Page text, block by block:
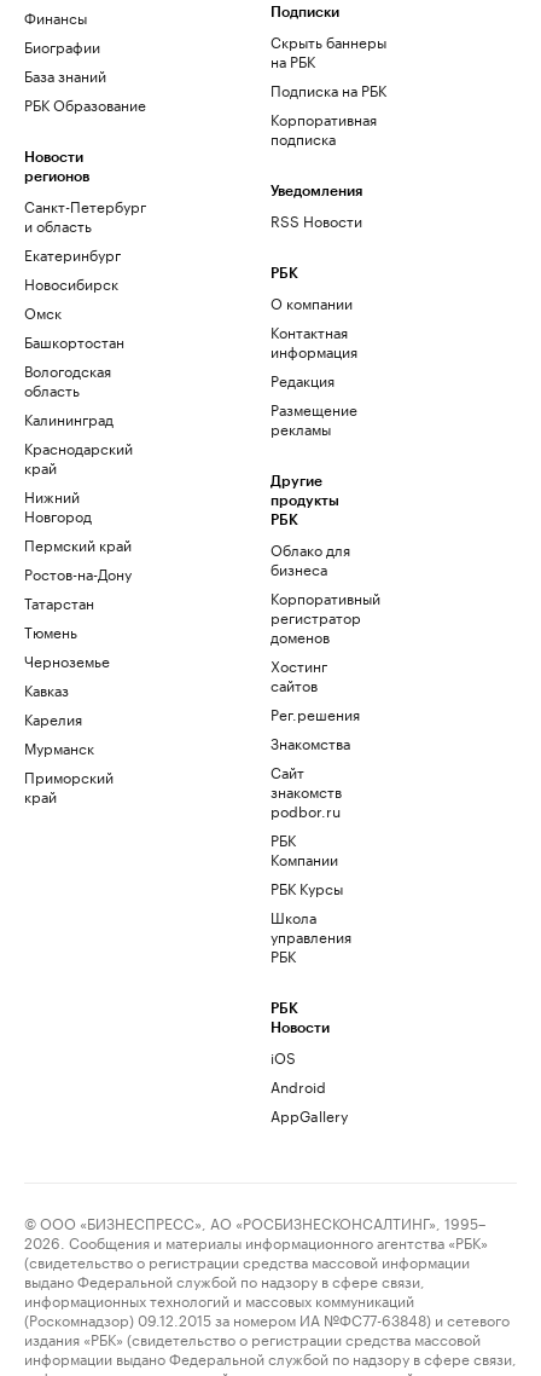
Финансы
Биографии
База знаний
РБК Образование
Новости
регионов
Санкт-Петербург
и область
Екатеринбург
Новосибирск
Омск
Башкортостан
Вологодская
область
Калининград
Краснодарский
край
Нижний
Новгород
Пермский край
Ростов-на-Дону
Татарстан
Тюмень
Черноземье
Кавказ
Карелия
Мурманск
Приморский
край
Подписки
Скрыть баннеры
на РБК
Подписка на РБК
Корпоративная
подписка
Уведомления
RSS Новости
РБК
О компании
Контактная
информация
Редакция
Размещение
рекламы
Другие
продукты
РБК
Облако для
бизнеса
Корпоративный
регистратор
доменов
Хостинг
сайтов
Рег.решения
Знакомства
Сайт
знакомств
podbor.ru
РБК
Компании
РБК Курсы
Школа
управления
РБК
РБК
Новости
iOS
Android
AppGallery
© ООО «БИЗНЕСПРЕСС», АО «РОСБИЗНЕСКОНСАЛТИНГ», 1995–
2026. Сообщения и материалы информационного агентства «РБК»
(свидетельство о регистрации средства массовой информации
выдано Федеральной службой по надзору в сфере связи,
информационных технологий и массовых коммуникаций
(Роскомнадзор) 09.12.2015 за номером ИА №ФС77-63848) и сетевого
издания «РБК» (свидетельство о регистрации средства массовой
информации выдано Федеральной службой по надзору в сфере связи,